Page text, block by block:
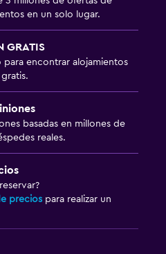
en un solo lugar.
GRATIS
para encontrar alojamientos
basadas en millones de
reales.
precios para realizar un